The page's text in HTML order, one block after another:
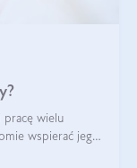
pracę wielu
wspierać jego